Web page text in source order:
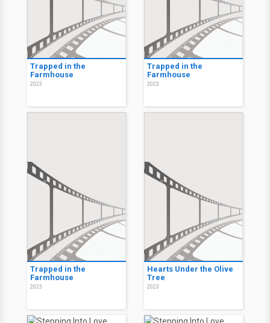
Trapped in the
Farmhouse
2023
Trapped in the
Farmhouse
2023
Trapped in the
Farmhouse
2023
Hearts Under the Olive
Tree
2023